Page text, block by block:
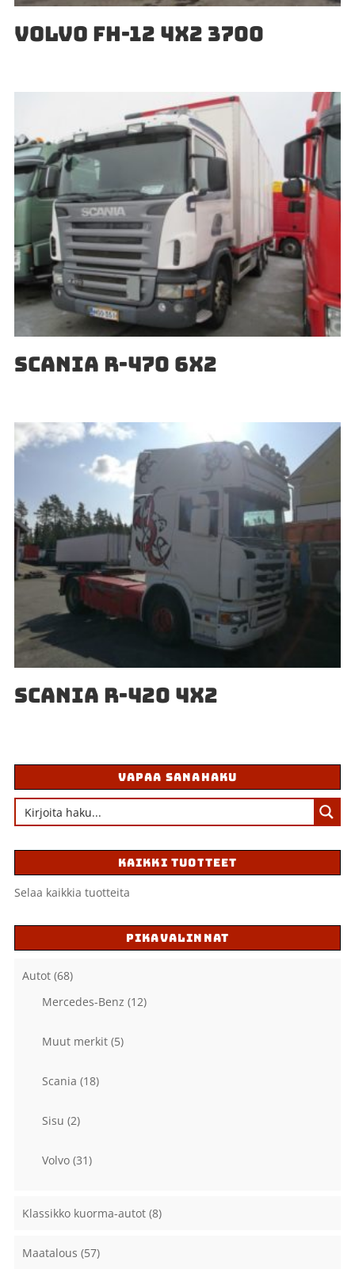
VOLVO FH-12 4X2 3700
SCANIA R-470 6X2
SCANIA R-420 4X2
VAPAA SANAHAKU
KAIKKI TUOTTEET
Selaa kaikkia tuotteita
PIKAVALINNAT
Autot (68)
Mercedes-Benz (12)
Muut merkit (5)
Scania (18)
Sisu (2)
Volvo (31)
Klassikko kuorma-autot (8)
Maatalous (57)